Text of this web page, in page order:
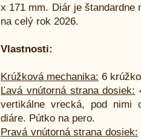
x 171 mm. Diár je štandardne
na celý rok 2026.
Vlastnosti:
Krúžková mechanika: 6
Ľavá vnútorná strana dosiek:
vertikálne vrecká, pod nimi
diáre. Pútko na pero.
Pravá vnútorná strana dosiek: